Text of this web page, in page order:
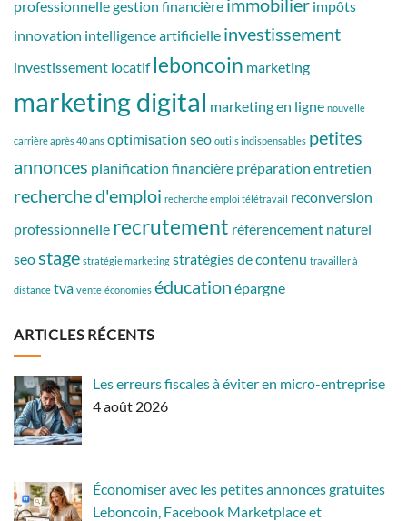
professionnellegestion financière
impôts
innovation intelligence artificielle investissement
investissement locatif leboncoin marketing
marketing digital marketing en ligne nouvelle
carrière après 40 ans optimisation seo outils indispensables petites
annonces planification financière préparation entretien
recherche d'emploi recherche emploi télétravail reconversion
professionnelle recrutement référencement naturel
seo stage stratégie marketing stratégies de contenu travailler à
distance tva vente économies éducation épargne
ARTICLES RÉCENTS
Les erreurs fiscales à éviter en micro-entreprise
4 août 2026
Économiser avec les petites annonces gratuites
Leboncoin, Facebook Marketplace et